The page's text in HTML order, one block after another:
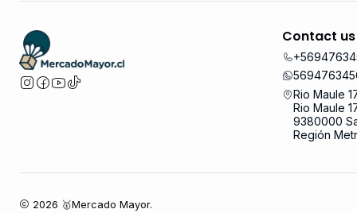
Contact us
Rio Maule
Rio Maule
9380000
Región
2026 🥇Mercado Mayor.